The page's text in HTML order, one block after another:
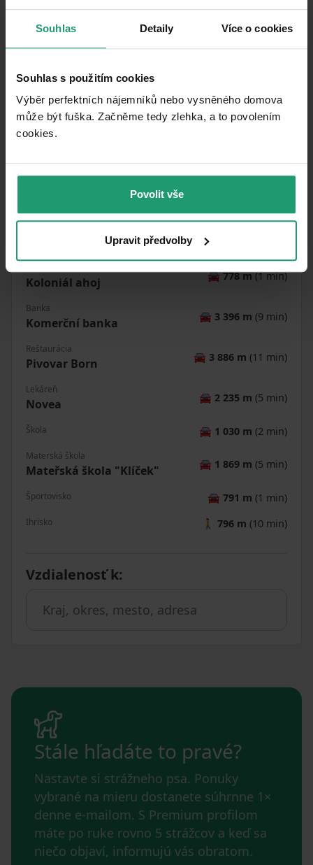
Souhlas Detaily Více o cookies
Souhlas s použitím cookies
Výběr perfektních nájemníků nebo vysněného domova
může být fuška. Začněme tedy zlehka, a to povolením
cookies.​
Povolit vše
Upravit předvolby
Nový Bor, Sklárna Klára
Koloniál ahoj 🚘778 m(1 min)
Banka
Komerční banka 🚘 3 396 m (9 min)
Reštaurácia
Pivovar Born 🚘 3 886 m (11 min)
Lekáreň
Novea 🚘 2 235 m (5 min)
Škola 🚘 1 030 m (2 min)
Materská škola
Mateřská škola "Klíček" 🚘 1 869 m (5 min)
Športovisko 🚘 791 m (1 min)
Ihrisko 🚶 796 m (10 min)
Vzdialenosť k:
Stále hľadáte to pravé?
Nastavte si strážneho psa. Ponuky
vybrané na mieru dostanete súhrnne 1×
denne e-mailom. S Premium profilom
máte po ruke rovno 5 strážcov a keď sa
niečo objaví, informujú vás obratom.